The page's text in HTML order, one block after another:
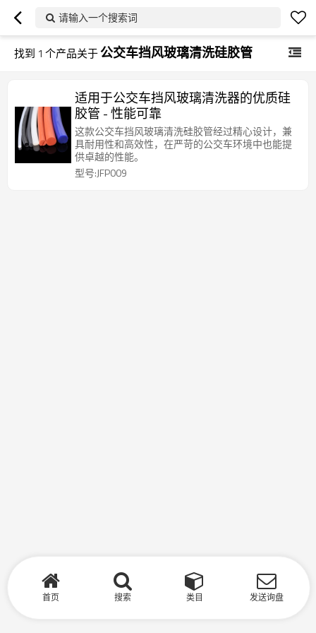
请输入一个搜索词
找到 1 个产品关于公交车挡风玻璃清洗硅胶管
适用于公交车挡风玻璃清洗器的优质硅
胶管 - 性能可靠
这款公交车挡风玻璃清洗硅胶管经过精心设计，兼
具耐用性和高效性，在严苛的公交车环境中也能提
供卓越的性能。
型号:JFP009
首页 搜索 类目 发送询盘